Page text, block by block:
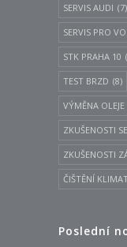
SERVIS AUDI (7)
SERVIS PRO
STK PRAHA 10
TEST BRZD (8)
VÝMĚNA OLEJE
ZKUŠENOSTI
ZKUŠENOSTI
ČIŠTĚNÍ
Poslední